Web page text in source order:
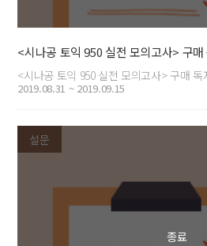
<시나공 토익 950 실전 모의고사> 구
<시나공 토익 950 실전 모의고사> 구매
2019.08.31 ~ 2019.09.15
설문